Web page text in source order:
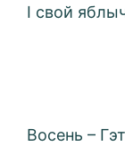
І свой
Восень –